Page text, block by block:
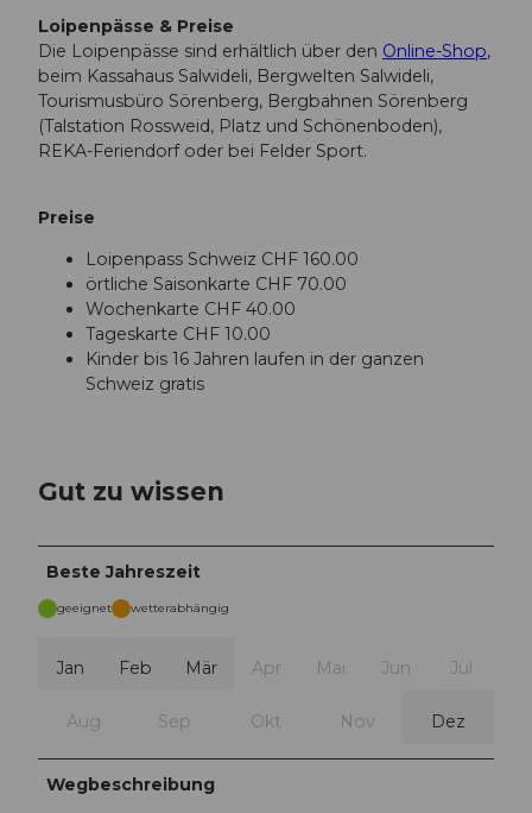
Loipenpässe & Preise
Die Loipenpässe sind erhältlich über den Online-Shop,
beim Kassahaus Salwideli, Bergwelten Salwideli,
Tourismusbüro Sörenberg, Bergbahnen Sörenberg
(Talstation Rossweid, Platz und Schönenboden),
REKA-Feriendorf oder bei Felder Sport.
Preise
Loipenpass Schweiz CHF 160.00
örtliche Saisonkarte CHF 70.00
Wochenkarte CHF 40.00
Tageskarte CHF 10.00
Kinder bis 16 Jahren laufen in der ganzen
Schweiz gratis
Gut zu wissen
Beste Jahreszeit
geeignet wetterabhängig
Jan Feb Mär Apr Mai Jun Jul
Aug Sep Okt Nov Dez
Wegbeschreibung